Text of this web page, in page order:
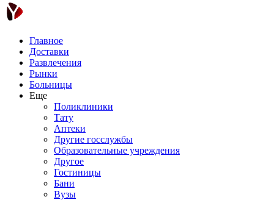
Главное
Доставки
Развлечения
Рынки
Больницы
Еще
Поликлиники
Тату
Аптеки
Другие госслужбы
Образовательные учреждения
Другое
Гостиницы
Бани
Вузы